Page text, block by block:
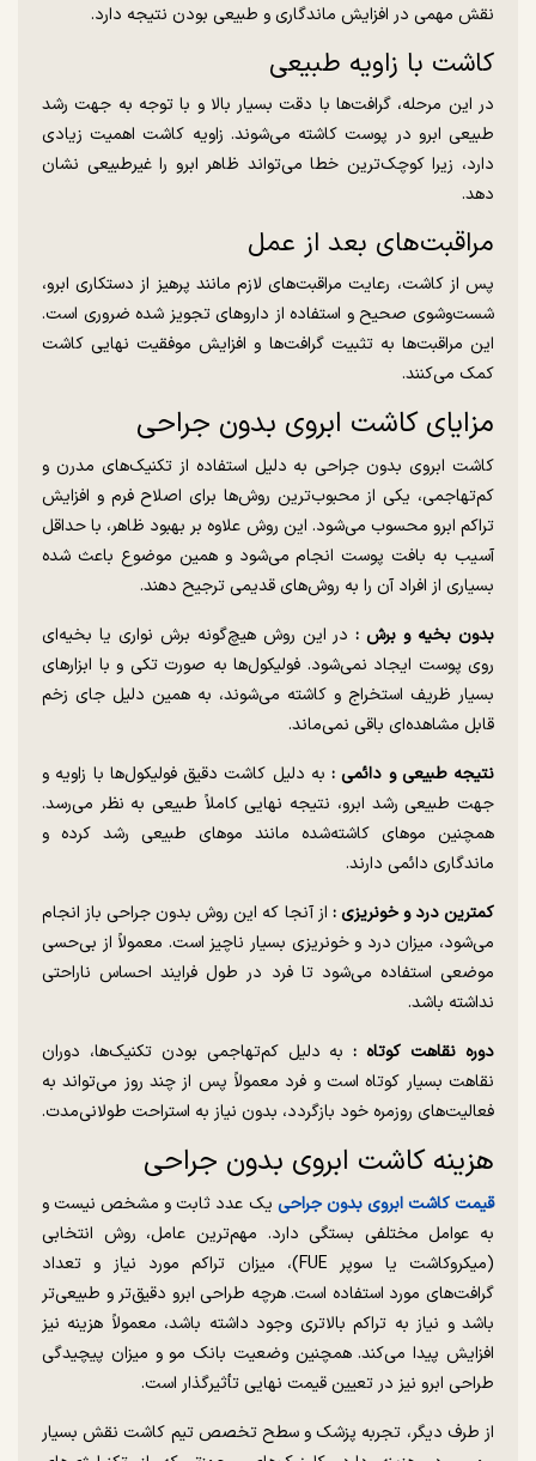
نقش مهمی در افزایش ماندگاری و طبیعی بودن نتیجه دارد.
کاشت با زاویه طبیعی
در این مرحله، گرافت‌ها با دقت بسیار بالا و با توجه به جهت رشد
طبیعی ابرو در پوست کاشته می‌شوند. زاویه کاشت اهمیت زیادی
دارد، زیرا کوچک‌ترین خطا می‌تواند ظاهر ابرو را غیرطبیعی نشان
دهد.
مراقبت‌های بعد از عمل
پس از کاشت، رعایت مراقبت‌های لازم مانند پرهیز از دستکاری ابرو،
شست‌وشوی صحیح و استفاده از داروهای تجویز شده ضروری است.
این مراقبت‌ها به تثبیت گرافت‌ها و افزایش موفقیت نهایی کاشت
کمک می‌کنند.
مزایای کاشت ابروی بدون جراحی
کاشت ابروی بدون جراحی به دلیل استفاده از تکنیک‌های مدرن و
کم‌تهاجمی، یکی از محبوب‌ترین روش‌ها برای اصلاح فرم و افزایش
تراکم ابرو محسوب می‌شود. این روش علاوه بر بهبود ظاهر، با حداقل
آسیب به بافت پوست انجام می‌شود و همین موضوع باعث شده
بسیاری از افراد آن را به روش‌های قدیمی ترجیح دهند.
بدون بخیه و برش : در این روش هیچ‌گونه برش نواری یا بخیه‌ای
روی پوست ایجاد نمی‌شود. فولیکول‌ها به صورت تکی و با ابزارهای
بسیار ظریف استخراج و کاشته می‌شوند، به همین دلیل جای زخم
قابل مشاهده‌ای باقی نمی‌ماند.
نتیجه طبیعی و دائمی : به دلیل کاشت دقیق فولیکول‌ها با زاویه و
جهت طبیعی رشد ابرو، نتیجه نهایی کاملاً طبیعی به نظر می‌رسد.
همچنین موهای کاشته‌شده مانند موهای طبیعی رشد کرده و
ماندگاری دائمی دارند.
کمترین درد و خونریزی : از آنجا که این روش بدون جراحی باز انجام
می‌شود، میزان درد و خونریزی بسیار ناچیز است. معمولاً از بی‌حسی
موضعی استفاده می‌شود تا فرد در طول فرایند احساس ناراحتی
نداشته باشد.
دوره نقاهت کوتاه : به دلیل کم‌تهاجمی بودن تکنیک‌ها، دوران
نقاهت بسیار کوتاه است و فرد معمولاً پس از چند روز می‌تواند به
فعالیت‌های روزمره خود بازگردد، بدون نیاز به استراحت طولانی‌مدت.
هزینه کاشت ابروی بدون جراحی
قیمت کاشت ابروی بدون جراحی یک عدد ثابت و مشخص نیست و
به عوامل مختلفی بستگی دارد. مهم‌ترین عامل، روش انتخابی
(میکروکاشت یا سوپر FUE)، میزان تراکم مورد نیاز و تعداد
گرافت‌های مورد استفاده است. هرچه طراحی ابرو دقیق‌تر و طبیعی‌تر
باشد و نیاز به تراکم بالاتری وجود داشته باشد، معمولاً هزینه نیز
افزایش پیدا می‌کند. همچنین وضعیت بانک مو و میزان پیچیدگی
طراحی ابرو نیز در تعیین قیمت نهایی تأثیرگذار است.
از طرف دیگر، تجربه پزشک و سطح تخصص تیم کاشت نقش بسیار